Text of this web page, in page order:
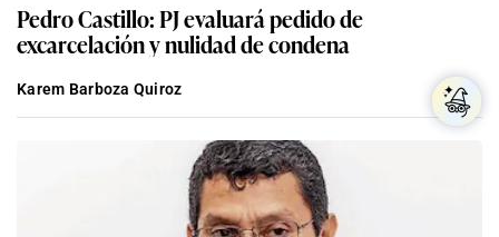
Pedro Castillo: PJ evaluará pedido de
excarcelación y nulidad de condena
Karem Barboza Quiroz